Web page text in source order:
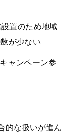
置のため地域
が少ない
ャンペーン参
的な扱いが進ん